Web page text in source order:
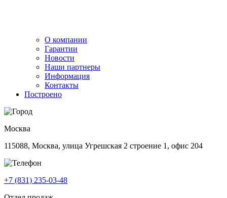
О компании
Гарантии
Новости
Наши партнеры
Информация
Контакты
Построено
Москва
115088, Москва, улица Угрешская 2 строение 1, офис 204
+7 (831) 235-03-48